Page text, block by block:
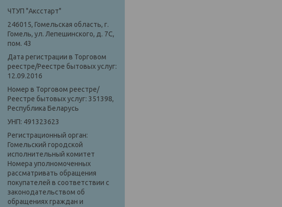
ЧТУП "Аксстарт"
246015, Гомельская область, г.
Гомель, ул. Лепешинского, д. 7С,
пом. 43
Дата регистрации в Торговом
реестре/Реестре бытовых услуг:
12.09.2016
Номер в Торговом реестре/
Реестре бытовых услуг: 351398,
Республика Беларусь
УНП: 491323623
Регистрационный орган:
Гомельский городской
исполнительный комитет
Номера уполномоченных
рассматривать обращения
покупателей в соответствии с
законодательством об
обращениях граждан и